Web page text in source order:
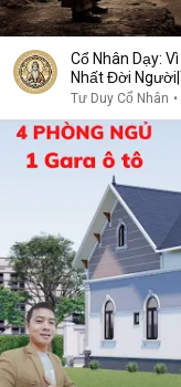
Cổ Nhân Dạy:
Nhất Đời
Tư Duy Cổ Nhân •